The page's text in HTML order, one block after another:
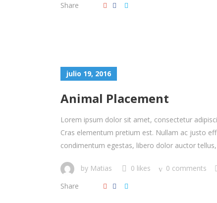
Share
julio 19, 2016
Animal Placement
Lorem ipsum dolor sit amet, consectetur
Cras elementum pretium est. Nullam ac justo
condimentum egestas, libero dolor auctor
by Matias 0 likes
0 comments
Share